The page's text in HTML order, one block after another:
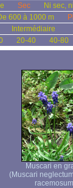
Sec
Ni sec,
600 à 1000 m
Intermédiaire
20-40 40-80
Muscari en
(Muscari